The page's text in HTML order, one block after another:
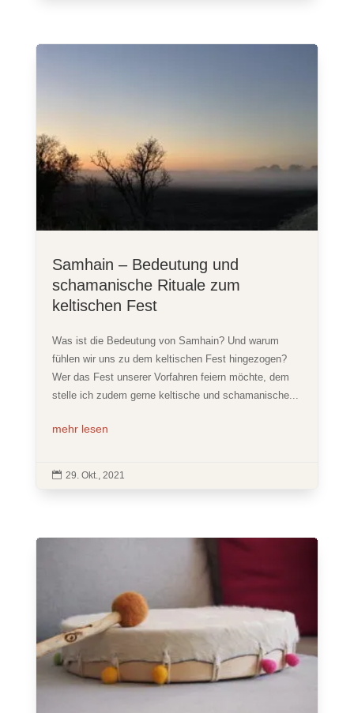
Samhain – Bedeutung und
schamanische Rituale zum
keltischen Fest
Was ist die Bedeutung von Samhain? Und warum
fühlen wir uns zu dem keltischen Fest hingezogen?
Wer das Fest unserer Vorfahren feiern möchte, dem
stelle ich zudem gerne keltische und schamanische...
mehr lesen
 29. Okt., 2021